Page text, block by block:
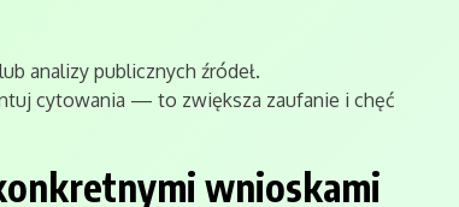
analizy publicznych źródeł.
cytowania — to zwiększa zaufanie i chęć
wnioskami